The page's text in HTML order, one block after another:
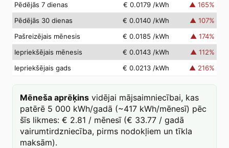
Pēdējās 7 dienas
€ 0.0179 /kWh ▲ 165%
Pēdējās 30 dienas
€ 0.0140 /kWh ▲ 107%
Pašreizējais mēnesis
€ 0.0185 /kWh ▲ 174%
Iepriekšējais mēnesis
€ 0.0143 /kWh ▲ 112%
Iepriekšējais gads
€ 0.0213 /kWh ▲ 216%
Mēneša aprēķins vidējai mājsaimniecībai, kas
patērē 5 000 kWh/gadā (~417 kWh/mēnesī) pēc
šīs likmes: € 2.81 / mēnesī (€ 33.77 / gadā
vairumtirdzniecība, pirms nodokļiem un tīkla
maksām).